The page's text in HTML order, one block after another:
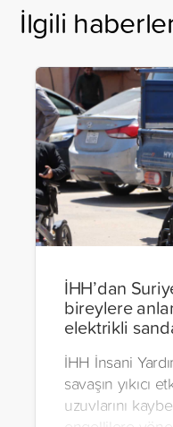
İlgili
İHH’dan
bireylere
elektrikli
İHH İnsani
savaşın yıkıcı
uzuvlarını